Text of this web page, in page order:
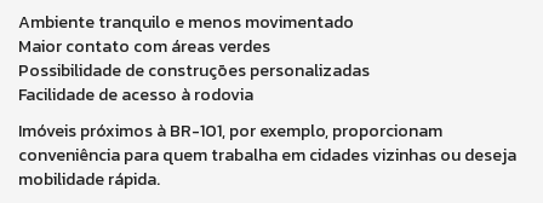
Ambiente tranquilo e menos movimentado
Maior contato com áreas verdes
Possibilidade de construções personalizadas
Facilidade de acesso à rodovia
Imóveis próximos à BR-101, por exemplo, proporcionam
conveniência para quem trabalha em cidades vizinhas ou deseja
mobilidade rápida.